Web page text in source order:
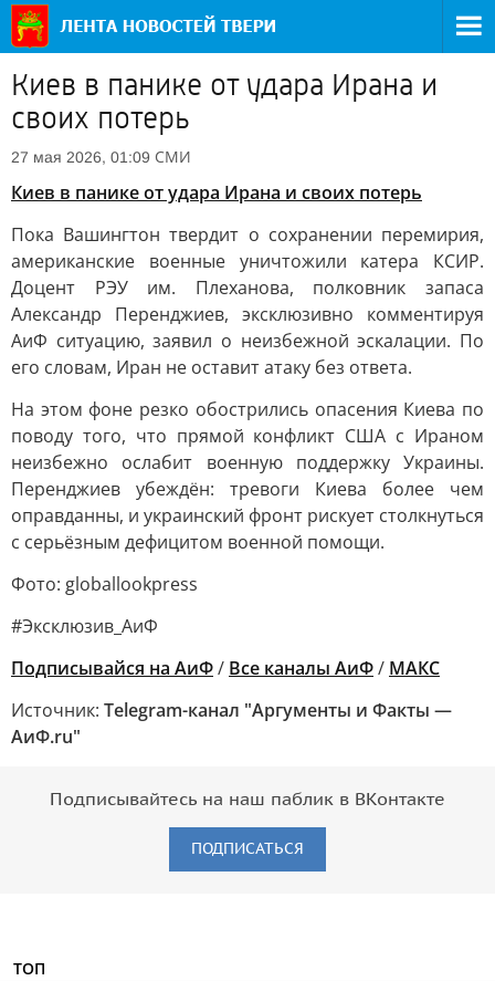
Киев в панике от удара Ирана и
своих потерь
27 мая 2026, 01:09 СМИ
Киев в панике от удара Ирана и своих потерь
Пока Вашингтон твердит о сохранении перемирия,
американские военные уничтожили катера КСИР.
Доцент РЭУ им. Плеханова, полковник запаса
Александр Перенджиев, эксклюзивно комментируя
АиФ ситуацию, заявил о неизбежной эскалации. По
его словам, Иран не оставит атаку без ответа.
На этом фоне резко обострились опасения Киева по
поводу того, что прямой конфликт США с Ираном
неизбежно ослабит военную поддержку Украины.
Перенджиев убеждён: тревоги Киева более чем
оправданны, и украинский фронт рискует столкнуться
с серьёзным дефицитом военной помощи.
Фото: globallookpress
#Эксклюзив_АиФ
Подписывайся на АиФ/ Все каналы АиФ/ MAКС
Источник: Telegram-канал "Аргументы и Факты —
АиФ.ru"
Подписывайтесь на наш паблик в ВКонтакте
ПОДПИСАТЬСЯ
ТОП